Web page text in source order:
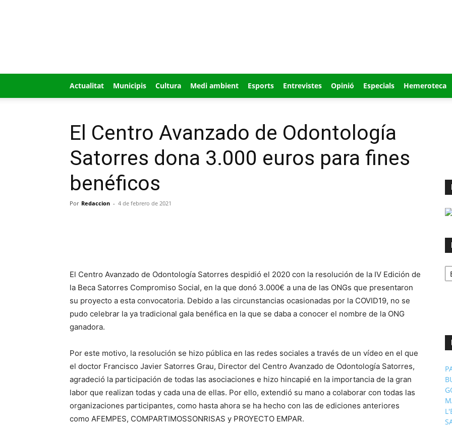
Actualitat Municipis Cultura Medi ambient Esports Entrevistes Opinió Especials Hemeroteca
El Centro Avanzado de Odontología
Satorres dona 3.000 euros para fines
benéficos
Por Redaccion - 4 de febrero de 2021
El Centro Avanzado de Odontología Satorres despidió el 2020 con la resolución de la IV Edición de
la Beca Satorres Compromiso Social, en la que donó 3.000€ a una de las ONGs que presentaron
su proyecto a esta convocatoria. Debido a las circunstancias ocasionadas por la COVID19, no se
pudo celebrar la ya tradicional gala benéfica en la que se daba a conocer el nombre de la ONG
ganadora.
Por este motivo, la resolución se hizo pública en las redes sociales a través de un vídeo en el que
el doctor Francisco Javier Satorres Grau, Director del Centro Avanzado de Odontología Satorres,
agradeció la participación de todas las asociaciones e hizo hincapié en la importancia de la gran
labor que realizan todas y cada una de ellas. Por ello, extendió su mano a colaborar con todas las
organizaciones participantes, como hasta ahora se ha hecho con las de ediciones anteriores
como AFEMPES, COMPARTIMOSSONRISAS y PROYECTO EMPAR.